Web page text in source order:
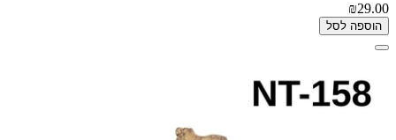
₪29.00
הוספה לסל